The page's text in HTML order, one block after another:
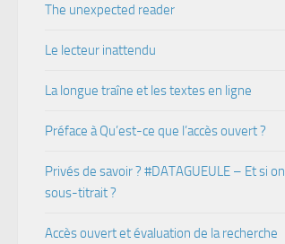
The unexpected reader
Le lecteur inattendu
La longue traîne et les textes en ligne
Préface à Qu’est-ce que l’accès ouvert ?
Privés de savoir ? #DATAGUEULE – Et si on
sous-titrait ?
Accès ouvert et évaluation de la recherche